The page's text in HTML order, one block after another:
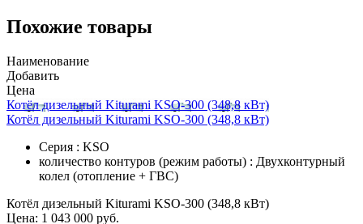
Похожие товары
Наименование
Добавить
Цена
Котёл дизельный Kiturami KSO-300 (348,8 кВт)
Котёл дизельный Kiturami KSO-300 (348,8 кВт)
Серия : KSO
количество контуров (режим работы) : Двухконтурный
колел (отопление + ГВС)
Котёл дизельный Kiturami KSO-300 (348,8 кВт)
Цена: 1 043 000 руб.